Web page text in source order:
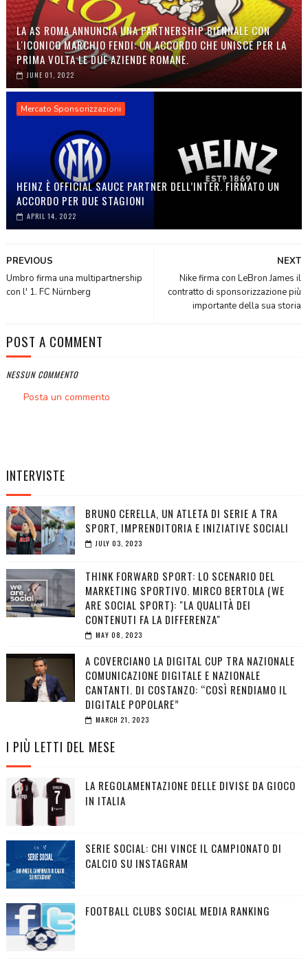
LA AS ROMA ANNUNCIA UNA PARTNERSHIP BIENNALE CON
L'ICONICO MARCHIO FENDI: UN ACCORDO CHE UNISCE PER LA
PRIMA VOLTA LE DUE AZIENDE ROMANE.
JUNE 01, 2022
Mercato Sponsorizzazioni
HEINZ È OFFICIAL SAUCE PARTNER DELL’INTER. FIRMATO UN
ACCORDO PER DUE STAGIONI
APRIL 14, 2022
NEXT
Nike firma con LeBron James il
contratto di sponsorizzazione più
importante della sua storia
PREVIOUS
Umbro firma una multipartnership
con l' 1. FC Nürnberg
POST A COMMENT
NESSUN COMMENTO
Posta un commento
INTERVISTE
BRUNO CERELLA, UN ATLETA DI SERIE A TRA
SPORT, IMPRENDITORIA E INIZIATIVE SOCIALI
JULY 03, 2023
THINK FORWARD SPORT: LO SCENARIO DEL
MARKETING SPORTIVO. MIRCO BERTOLA (WE
ARE SOCIAL SPORT): "LA QUALITÀ DEI
CONTENUTI FA LA DIFFERENZA"
MAY 08, 2023
A COVERCIANO LA DIGITAL CUP TRA NAZIONALE
COMUNICAZIONE DIGITALE E NAZIONALE
CANTANTI. DI COSTANZO: “COSÌ RENDIAMO IL
DIGITALE POPOLARE”
MARCH 21, 2023
I PIÙ LETTI DEL MESE
LA REGOLAMENTAZIONE DELLE DIVISE DA GIOCO
IN ITALIA
SERIE SOCIAL: CHI VINCE IL CAMPIONATO DI
CALCIO SU INSTAGRAM
FOOTBALL CLUBS SOCIAL MEDIA RANKING